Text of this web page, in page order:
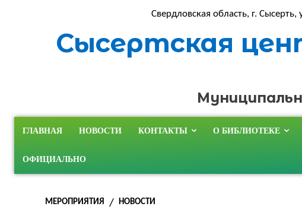
Свердловская область, г.
Сысертская
ГЛАВНАЯ НОВОСТИ КОНТАКТЫ О БИБЛИОТЕКЕ
ОФИЦИАЛЬНО
МЕРОПРИЯТИЯ НОВОСТИ